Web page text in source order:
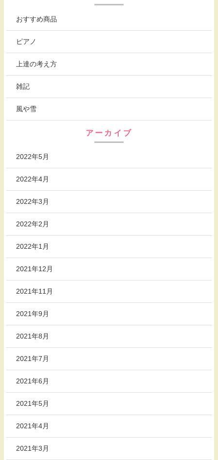
おすすめ商品
ピアノ
上達の考え方
雑記
風や雪
アーカイブ
2022年5月
2022年4月
2022年3月
2022年2月
2022年1月
2021年12月
2021年11月
2021年9月
2021年8月
2021年7月
2021年6月
2021年5月
2021年4月
2021年3月